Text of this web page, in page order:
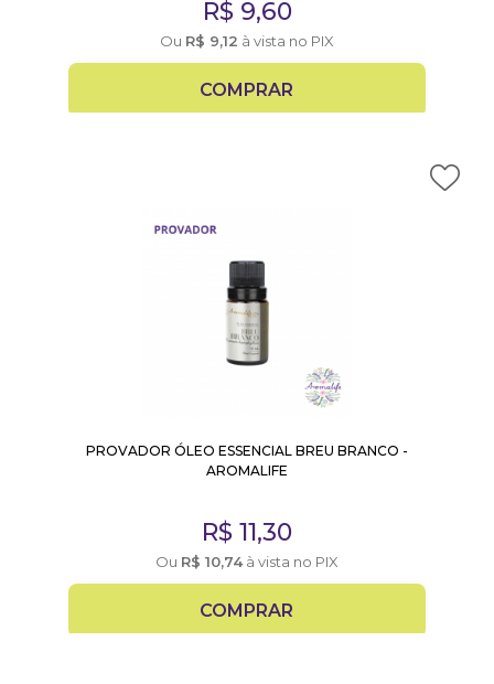
R$ 9,60
Ou R$ 9,12 à vista no PIX
COMPRAR
PROVADOR ÓLEO ESSENCIAL BREU BRANCO -
AROMALIFE
R$ 11,30
Ou R$ 10,74à vista no PIX
COMPRAR